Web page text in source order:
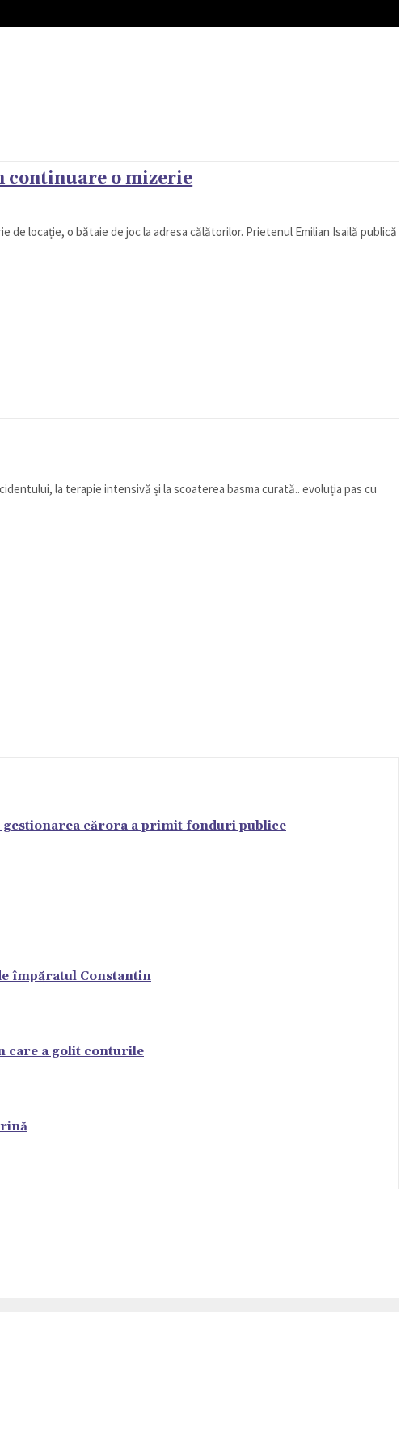
continuare o mizerie
de locație, o bătaie de joc la adresa călătorilor. Prietenul Emilian Isailă publică
la terapie intensivă și la scoaterea basma curată.. evoluția pas cu
gestionarea cărora a primit fonduri publice
împăratul Constantin
care a golit conturile